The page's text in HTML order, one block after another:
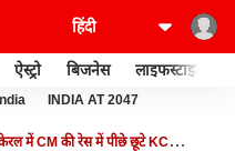
ऐस्ट्रो बिजनेस लाइफस्टाइल
INDIA AT 2047
में CM की रेस में पीछे छूटे KC